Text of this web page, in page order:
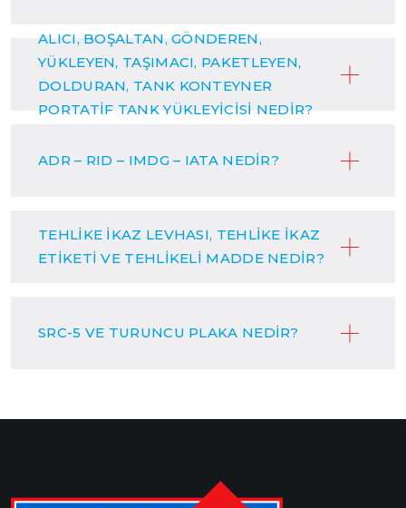
ALICI, BOŞALTAN, GÖNDEREN,
YÜKLEYEN, TAŞIMACI, PAKETLEYEN,
DOLDURAN, TANK KONTEYNER
PORTATİF TANK YÜKLEYİCİSİ NEDİR?
ADR – RID – IMDG – IATA NEDİR?
TEHLİKE İKAZ LEVHASI, TEHLİKE İKAZ
ETİKETİ VE TEHLİKELİ MADDE NEDİR?
SRC-5 VE TURUNCU PLAKA NEDİR?